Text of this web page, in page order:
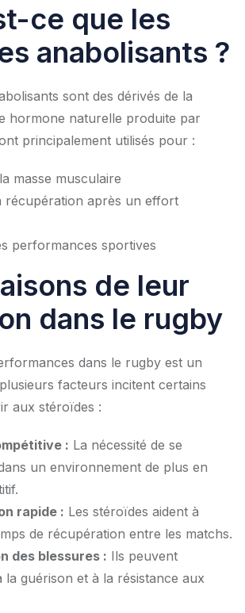
ce que les
anabolisants ?
sont des dérivés de la
hormone naturelle produite par
principalement utilisés pour :
masse musculaire
récupération après un effort
performances sportives
de leur
dans le rugby
dans le rugby est un
facteurs incitent certains
aux stéroïdes :
: La nécessité de se
un environnement de plus en
rapide : Les stéroïdes aident à
de récupération entre les matchs.
des blessures : Ils peuvent
guérison et à la résistance aux